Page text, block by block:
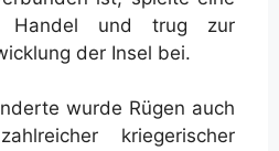
Handel und trug zur
der Insel bei.
wurde Rügen auch
kriegerischer